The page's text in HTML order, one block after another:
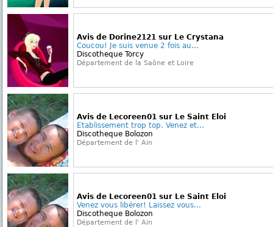
Avis de Dorine2121 sur Le Crystana
Coucou! Je suis venue 2 fois au...
Discotheque Torcy
Département de la Saône et Loire
Avis de Lecoreen01 sur Le Saint Eloi
Etablissement trop top. Venez et...
Discotheque Bolozon
Département de l' Ain
Avis de Lecoreen01 sur Le Saint Eloi
Venez vous libérer! Laissez vous...
Discotheque Bolozon
Département de l' Ain